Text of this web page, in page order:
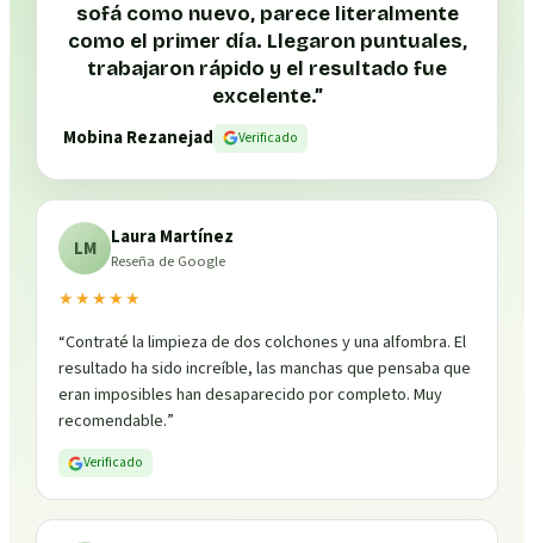
sofá como nuevo, parece literalmente
como el primer día. Llegaron puntuales,
trabajaron rápido y el resultado fue
excelente.”
Mobina Rezanejad
Verificado
LM Laura Martínez
Reseña de Google
★★★★★
“Contraté la limpieza de dos colchones y una alfombra. El
resultado ha sido increíble, las manchas que pensaba que
eran imposibles han desaparecido por completo. Muy
recomendable.”
Verificado